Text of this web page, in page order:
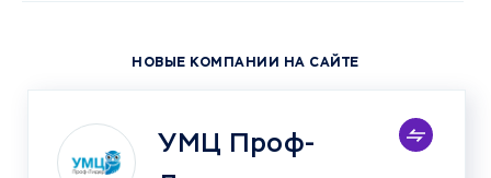
НОВЫЕ КОМПАНИИ НА САЙТЕ
УМЦ Проф-